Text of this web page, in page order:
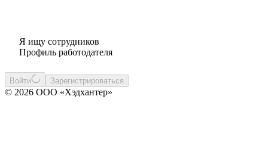
Я ищу сотрудников
Профиль работодателя
Войти Зарегистрироваться
© 2026 ООО «Хэдхантер»